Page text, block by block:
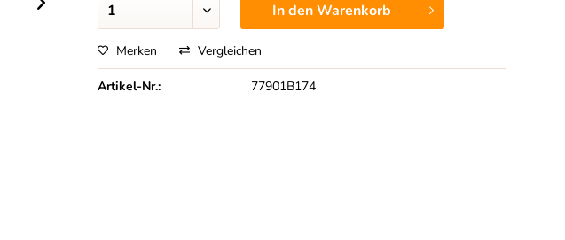
In denWarenkorb
Merken Vergleichen
Artikel-Nr.: 77901B174